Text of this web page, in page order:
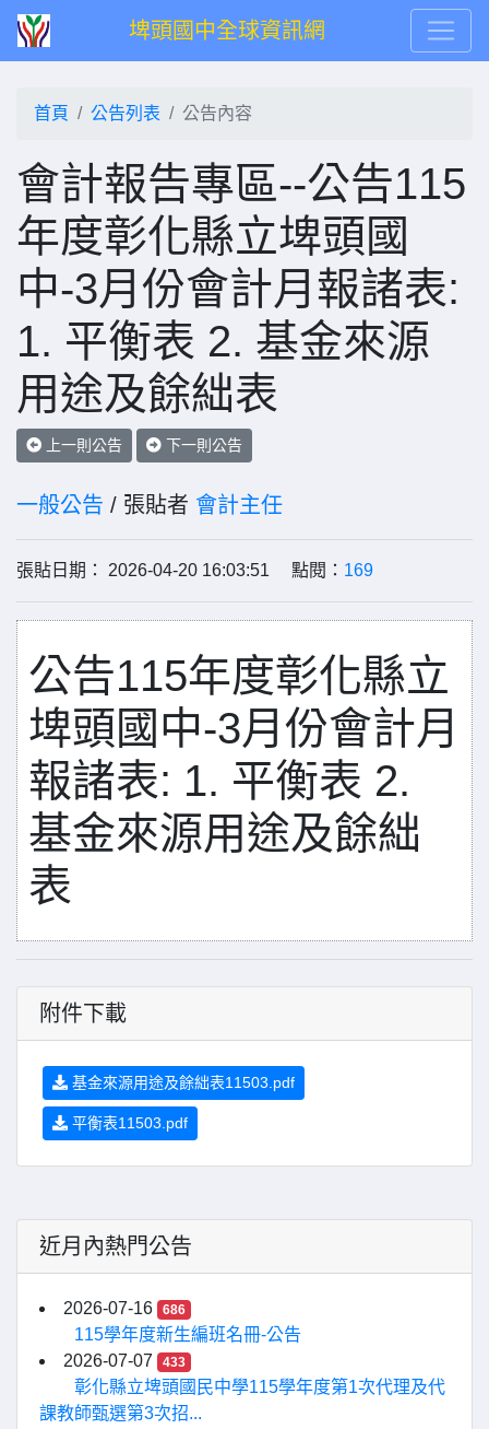
埤頭國中全球資訊網
首頁 公告列表 公告內容
會計報告專區--公告115
年度彰化縣立埤頭國
中-3月份會計月報諸表:
1. 平衡表 2. 基金來源
用途及餘絀表
上一則公告 下一則公告
一般公告 / 張貼者 會計主任
張貼日期： 2026-04-20 16:03:51 點閱： 169
公告115年度彰化縣立
埤頭國中-3月份會計月
報諸表: 1. 平衡表 2.
基金來源用途及餘絀
表
附件下載
基金來源用途及餘絀表11503.pdf
平衡表11503.pdf
近月內熱門公告
2026-07-16 686
115學年度新生編班名冊-公告
2026-07-07
433
彰化縣立埤頭國民中學115學年度第1次代理及代
課教師甄選第3次招...